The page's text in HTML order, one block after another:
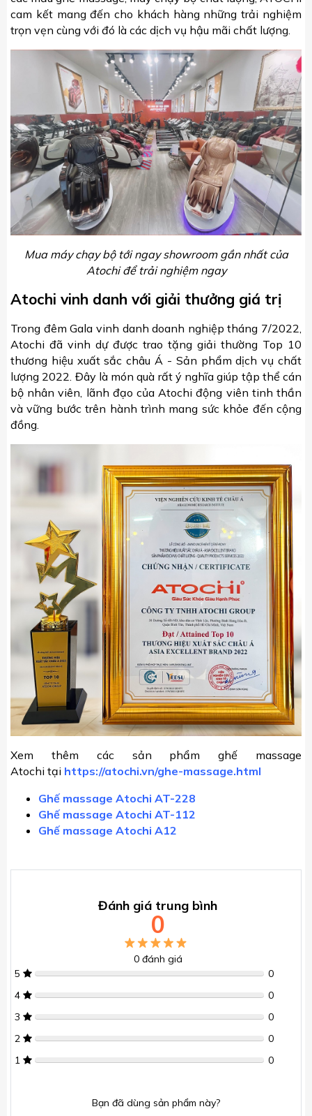
cam kết mang đến cho khách hàng những trải nghiệm
trọn vẹn cùng với đó là các dịch vụ hậu mãi chất lượng.
Mua máy chạy bộ tới ngay showroom gần nhất của
Atochi để trải nghiệm ngay
Atochi vinh danh với giải thưởng giá trị
Trong đêm Gala vinh danh doanh nghiệp tháng 7/2022,
Atochi đã vinh dự được trao tặng giải thường Top 10
thương hiệu xuất sắc châu Á - Sản phẩm dịch vụ chất
lượng 2022. Đây là món quà rất ý nghĩa giúp tập thể cán
bộ nhân viên, lãnh đạo của Atochi động viên tinh thần
và vững bước trên hành trình mang sức khỏe đến cộng
đồng.
Xem thêm các sản phẩm ghế massage
Atochi tại https://atochi.vn/ghe-massage.html
Ghế massage Atochi AT-228
Ghế massage Atochi AT-112
Ghế massage Atochi A12
Đánh giá trung bình
0
0đánh giá
5
0
4
0
3
0
2
0
1
0
Bạn đã dùng sản phẩm này?